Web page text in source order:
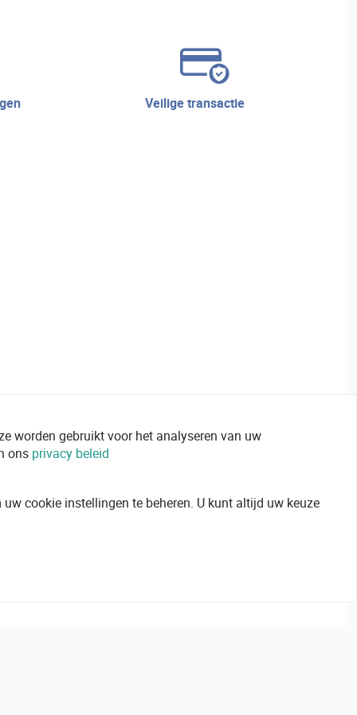
veilige transactie
worden gebruikt voor het analyseren van uw
ons privacy beleid
uw cookie instellingen te beheren. U kunt altijd uw keuze